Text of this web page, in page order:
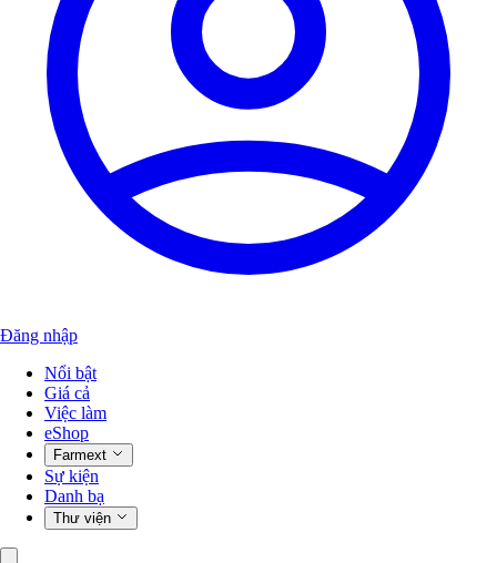
Đăng nhập
Nổi bật
Giá cả
Việc làm
eShop
Farmext
Sự kiện
Danh bạ
Thư viện